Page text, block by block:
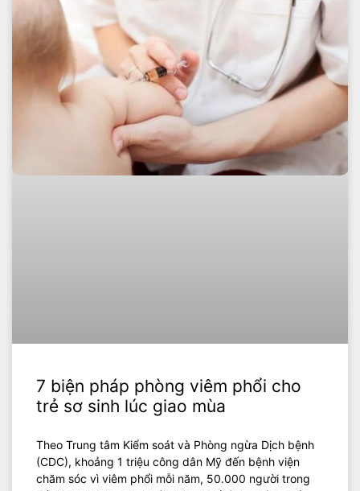
7 biện pháp phòng viêm phổi cho
trẻ sơ sinh lúc giao mùa
Theo Trung tâm Kiểm soát và Phòng ngừa Dịch bệnh
(CDC), khoảng 1 triệu công dân Mỹ đến bệnh viện
chăm sóc vì viêm phổi mỗi năm, 50.000 người trong